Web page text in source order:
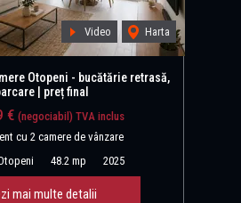
Video Harta
Otopeni - bucătărie retrasă,
| preț final
€ (negociabil) TVA inclus
cu 2 camere de vânzare
48.2 mp 2025
mai multe detalii